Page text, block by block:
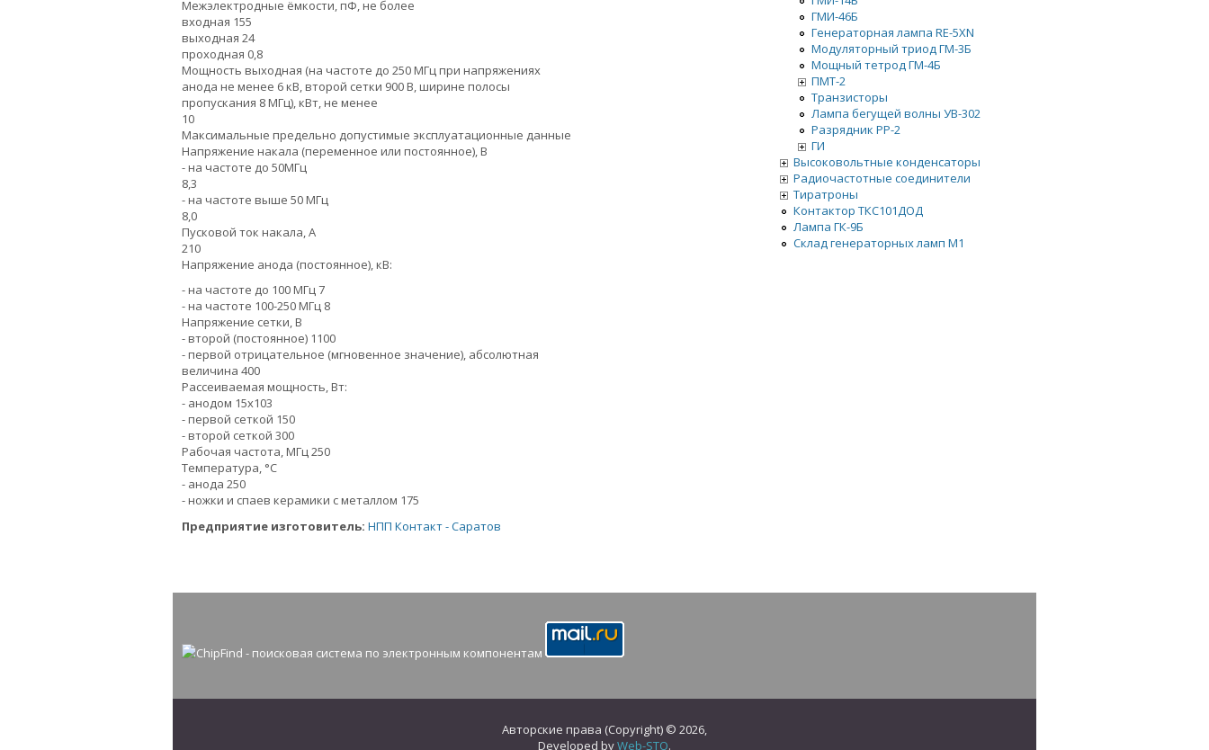
Межэлектродные ёмкости, пФ, не более
входная 155
выходная 24
проходная 0,8
Мощность выходная (на частоте до 250 МГц при напряжениях
анода не менее 6 кВ, второй сетки 900 В, ширине полосы
пропускания 8 МГц), кВт, не менее
10
Максимальные предельно допустимые эксплуатационные данные
Напряжение накала (переменное или постоянное), В
- на частоте до 50МГц
8,3
- на частоте выше 50 МГц
8,0
Пусковой ток накала, А
210
Напряжение анода (постоянное), кВ:
- на частоте до 100 МГц 7
- на частоте 100-250 МГц 8
Напряжение сетки, В
- второй (постоянное) 1100
- первой отрицательное (мгновенное значение), абсолютная
величина 400
Рассеиваемая мощность, Вт:
- анодом 15х103
- первой сеткой 150
- второй сеткой 300
Рабочая частота, МГц 250
Температура, °С
- анода 250
- ножки и спаев керамики с металлом 175
Предприятие изготовитель: НПП Контакт - Саратов
ГМИ-46Б
Генераторная лампа RE-5XN
Модуляторный триод ГМ-3Б
Мощный тетрод ГМ-4Б
ПМТ-2
Транзисторы
Лампа бегущей волны УВ-302
Разрядник РР-2
ГИ
Высоковольтные конденсаторы
Радиочастотные соединители
Тиратроны
Контактор ТКС101ДОД
Лампа ГК-9Б
Склад генераторных ламп М1
Авторские права (Copyright) © 2026,
Developed byWeb-STO.